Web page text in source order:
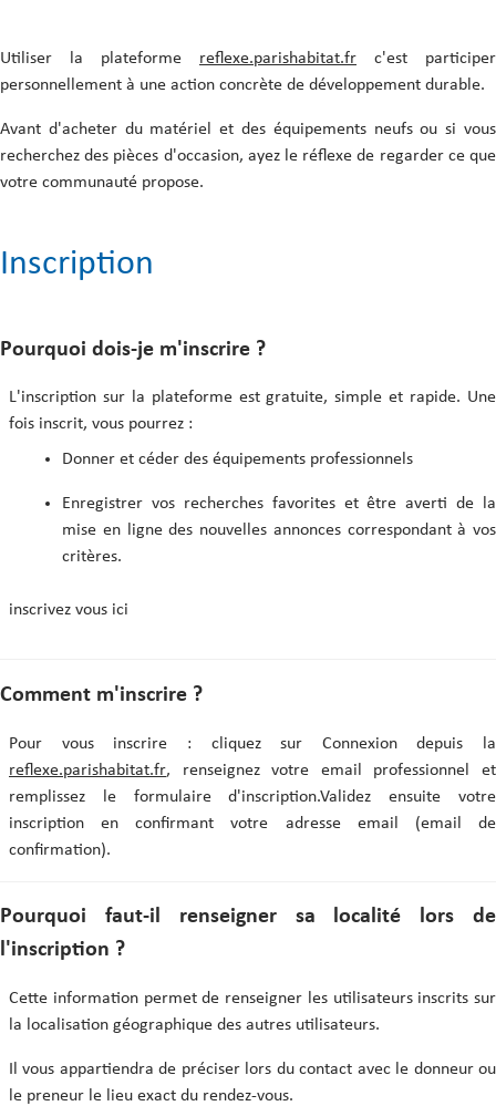
La Charte du donneur
Les annonces de don ou de cession
Le contact avec le preneur
Utiliser la plateforme reflexe.parishabitat.fr c'est participer
personnellement à une action concrète de développement durable.
Avant d'acheter du matériel et des équipements neufs ou si vous
recherchez des pièces d'occasion, ayez le réflexe de regarder ce que
votre communauté propose.
Inscription
Pourquoi dois-je m'inscrire ?
L'inscription sur la plateforme est gratuite, simple et rapide. Une
fois inscrit, vous pourrez :
Donner et céder des équipements professionnels
Enregistrer vos recherches favorites et être averti de la
mise en ligne des nouvelles annonces correspondant à vos
critères.
inscrivez vous ici
Comment m'inscrire ?
Pour vous inscrire : cliquez sur Connexion depuis la
reflexe.parishabitat.fr, renseignez votre email professionnel et
remplissez le formulaire d'inscription.Validez ensuite votre
inscription en confirmant votre adresse email (email de
confirmation).
Pourquoi faut-il renseigner sa localité lors de
l'inscription ?
Cette information permet de renseigner les utilisateurs inscrits sur
la localisation géographique des autres utilisateurs.
Il vous appartiendra de préciser lors du contact avec le donneur ou
le preneur le lieu exact du rendez-vous.